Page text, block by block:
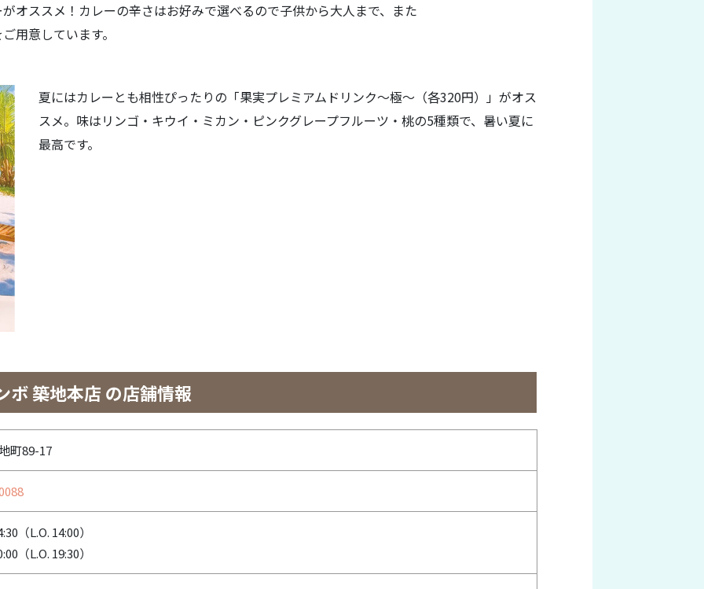
オススメ！カレーの辛さはお好みで選べるので子供から大人まで、また
用意しています。
夏にはカレーとも相性ぴったりの「果実プレミアムドリンク～極～（各320円）」がオス
スメ。味はリンゴ・キウイ・ミカン・ピンクグレープフルーツ・桃の5種類で、暑い夏に
最高です。
ボ 築地本店 の店舗情報
町89-17
（L.O. 14:00）
（L.O. 19:30）